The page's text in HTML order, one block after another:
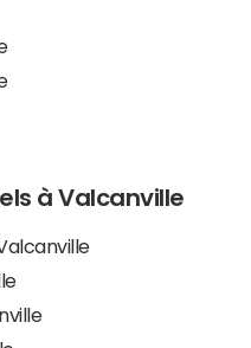
à Valcanville